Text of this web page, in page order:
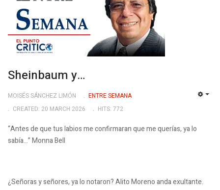
Sheinbaum y…
MOISÉS SÁNCHEZ LIMÓN
ENTRE SEMANA
CREATED: 20 MARCH 2026
HITS: 772
“Antes de que tus labios me confirmaran que me querías, ya lo
sabía…” Monna Bell
¿Señoras y señores, ya lo notaron? Alito Moreno anda exultante.